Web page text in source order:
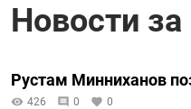
Новости
Рустам Минниханов
426 0
0